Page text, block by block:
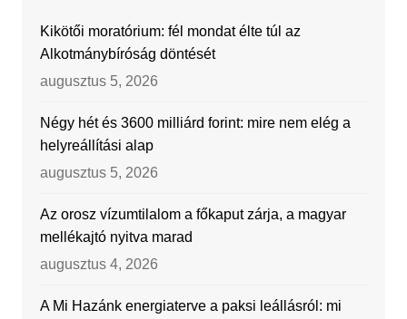
Kikötői moratórium: fél mondat élte túl az
Alkotmánybíróság döntését
augusztus 5, 2026
Négy hét és 3600 milliárd forint: mire nem elég a
helyreállítási alap
augusztus 5, 2026
Az orosz vízumtilalom a főkaput zárja, a magyar
mellékajtó nyitva marad
augusztus 4, 2026
A Mi Hazánk energiaterve a paksi leállásról: mi